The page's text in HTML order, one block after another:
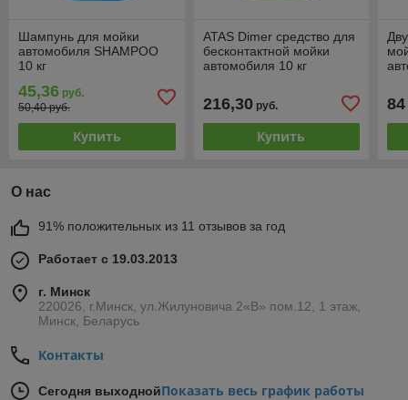
Шампунь для мойки
автомобиля SHAМPOO
10 кг
45,36 руб.
50,40 руб.
Купить
ATAS Dimer средство для
бесконтактной мойки
автомобиля 10 кг
216,30руб.
Купить
84
О нас
91% положительных из 11 отзывов за год
Работает с 19.03.2013
г. Минск
220026, г.Минск, ул.Жилуновича 2«В» пом.12, 1 этаж,
Минск, Беларусь
Контакты
Сегодня выходнойПоказать весь график работы